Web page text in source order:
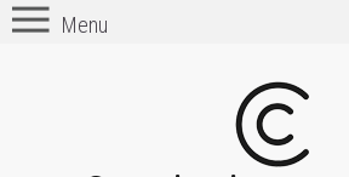
Menu